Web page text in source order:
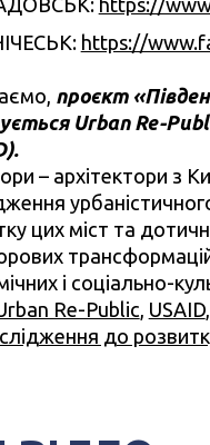
https://
https://
проєкт
Urban Re-
– архітектори
цих міст та
і соціально-
Re-Public, USAID,
до